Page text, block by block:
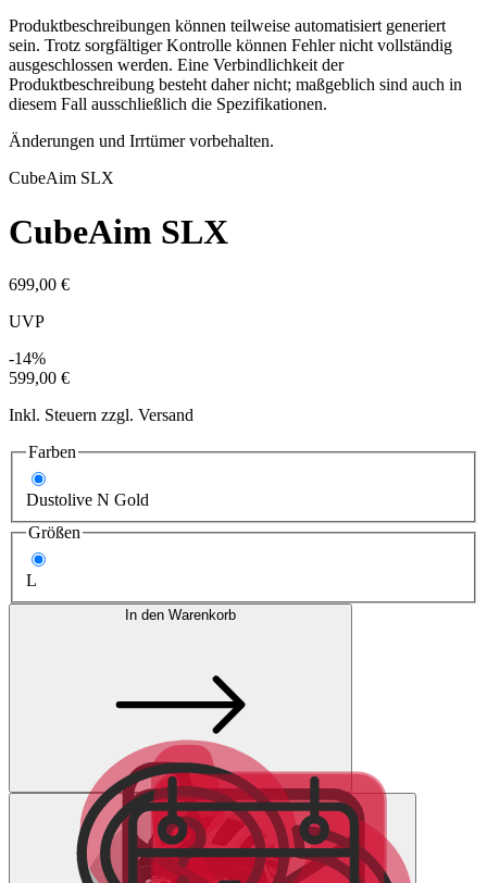
Produktbeschreibungen können teilweise automatisiert generiert
sein. Trotz sorgfältiger Kontrolle können Fehler nicht vollständig
ausgeschlossen werden. Eine Verbindlichkeit der
Produktbeschreibung besteht daher nicht; maßgeblich sind auch in
diesem Fall ausschließlich die Spezifikationen.
Änderungen und Irrtümer vorbehalten.
CubeAim SLX
CubeAim SLX
699,00 €
UVP
-14%
599,00 €
Inkl. Steuern zzgl. Versand
Farben
Dustolive N Gold
Größen
L
In den Warenkorb